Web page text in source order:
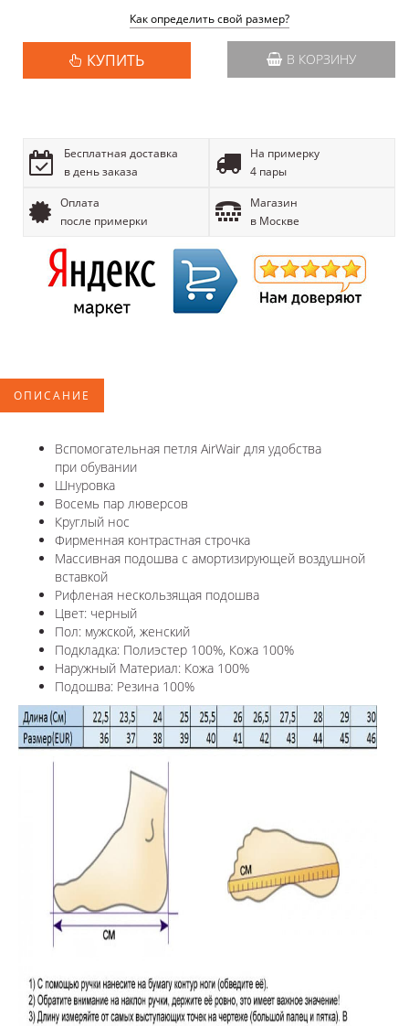
Как определить свой размер?
КУПИТЬ В КОРЗИНУ
Бесплатная доставка
в день заказа
На примерку
4 пары
Оплата
после примерки
Магазин
в Москве
ОПИСАНИЕ
Вспомогательная петля AirWair для удобства
при обувании
Шнуровка
Восемь пар люверсов
Круглый нос
Фирменная контрастная строчка
Массивная подошва с амортизирующей воздушной
вставкой
Рифленая нескользящая подошва
Цвет: черный
Пол: мужской, женский
Подкладка: Полиэстер 100%, Кожа 100%
Наружный Материал: Кожа 100%
Подошва: Резина 100%